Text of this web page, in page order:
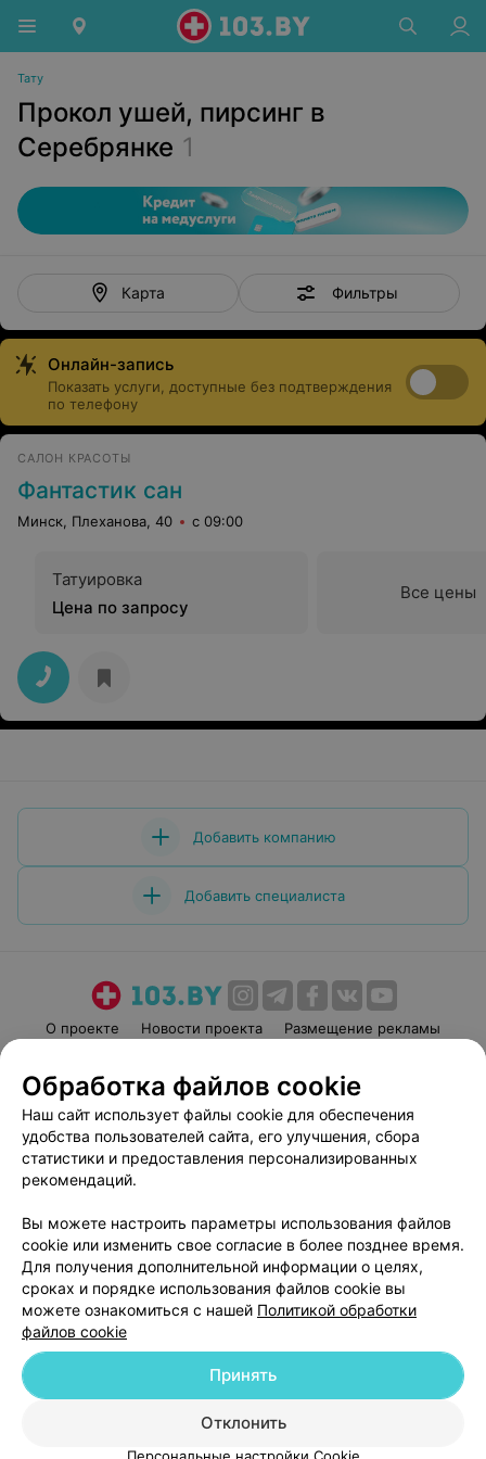
Тату
Прокол ушей, пирсинг в
Серебрянке 1
Карта Фильтры
Онлайн-запись
Показать услуги, доступные без подтверждения
по телефону
САЛОН КРАСОТЫ
Фантастик сан
Минск, Плеханова, 40 с 09:00
Татуировка
Цена по запросу
Все цены
Добавить компанию
Добавить специалиста
О проекте Новости проекта
Размещение рекламы
Пользовательское соглашение
Способы оплаты
Вакансии
Партнеры
Написать руководителю 103.by
Обработка персональных данных
© 2026 ООО «Артокс Лаб», УНП 191700409
| 220012, Республика Беларусь,
г. Минск, улица Толбухина, 2, пом. 16 | help@103.by
Служба поддержки +375 291212755
Обработка файлов cookie
Наш сайт использует файлы cookie для обеспечения
удобства пользователей сайта, его улучшения, сбора
статистики и предоставления персонализированных
рекомендаций.
Вы можете настроить параметры использования файлов
cookie или изменить свое согласие в более позднее время.
Для получения дополнительной информации о целях,
сроках и порядке использования файлов cookie вы
можете ознакомиться с нашей Политикой обработки
файлов cookie
Отклонить
Принять